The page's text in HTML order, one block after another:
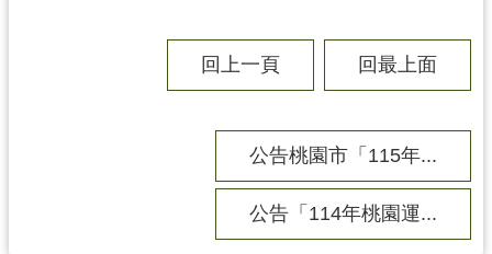
回上一頁 回最上面
公告桃園市「115年...
公告「114年桃園運...